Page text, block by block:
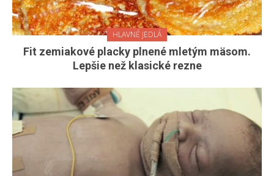
HLAVNÉ JEDLÁ
Fit zemiakové placky plnené mletým mäsom.
Lepšie než klasické rezne